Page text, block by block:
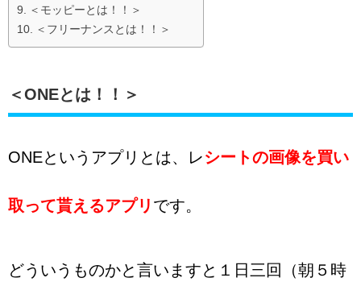
＜モッピーとは！！＞
＜フリーナンスとは！！＞
＜ONEとは！！＞
ONEというアプリとは、レシートの画像を買い
取って貰えるアプリ です。
どういうものかと言いますと１日三回（朝５時